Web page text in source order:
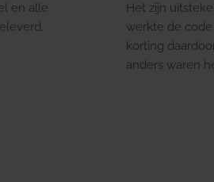
en alle
Het zijn
werkte de code
korting
anders waren